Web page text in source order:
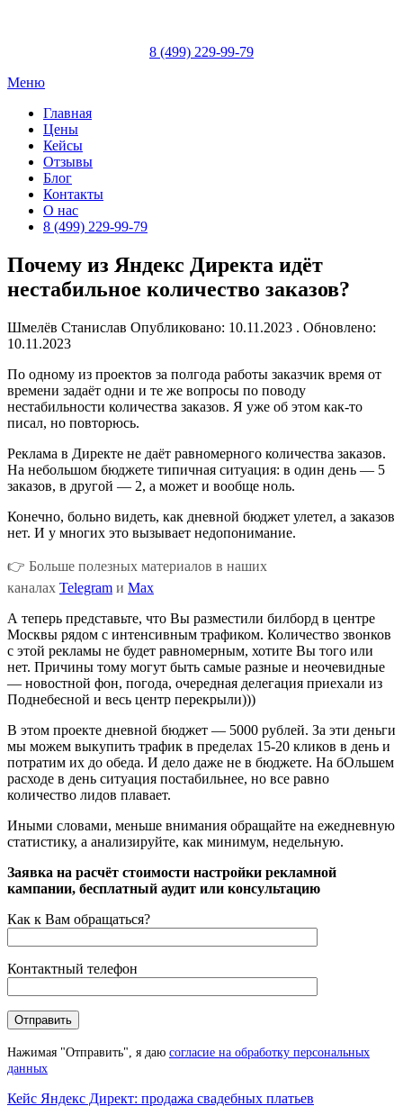
8 (499) 229-99-79
Меню
Главная
Цены
Кейсы
Отзывы
Блог
Контакты
О нас
8 (499) 229-99-79
Почему из Яндекс Директа идёт
нестабильное количество заказов?
Шмелёв Станислав Опубликовано: 10.11.2023 . Обновлено:
10.11.2023
По одному из проектов за полгода работы заказчик время от
времени задаёт одни и те же вопросы по поводу
нестабильности количества заказов. Я уже об этом как-то
писал, но повторюсь.
Реклама в Директе не даёт равномерного количества заказов.
На небольшом бюджете типичная ситуация: в один день — 5
заказов, в другой — 2, а может и вообще ноль.
Конечно, больно видеть, как дневной бюджет улетел, а заказов
нет. И у многих это вызывает недопонимание.
👉 Больше полезных материалов в наших
каналах Telegram и Max
А теперь представьте, что Вы разместили билборд в центре
Москвы рядом с интенсивным трафиком. Количество звонков
с этой рекламы не будет равномерным, хотите Вы того или
нет. Причины тому могут быть самые разные и неочевидные
— новостной фон, погода, очередная делегация приехали из
Поднебесной и весь центр перекрыли)))
В этом проекте дневной бюджет — 5000 рублей. За эти деньги
мы можем выкупить трафик в пределах 15-20 кликов в день и
потратим их до обеда. И дело даже не в бюджете. На бОльшем
расходе в день ситуация постабильнее, но все равно
количество лидов плавает.
Иными словами, меньше внимания обращайте на ежедневную
статистику, а анализируйте, как минимум, недельную.
Posted inБлог
Заявка на расчёт стоимости настройки рекламной
кампании, бесплатный аудит или консультацию
Как к Вам обращаться?
Контактный телефон
Нажимая "Отправить", я даю согласие на обработку персональных
данных
Кейс Яндекс Директ: продажа свадебных платьев